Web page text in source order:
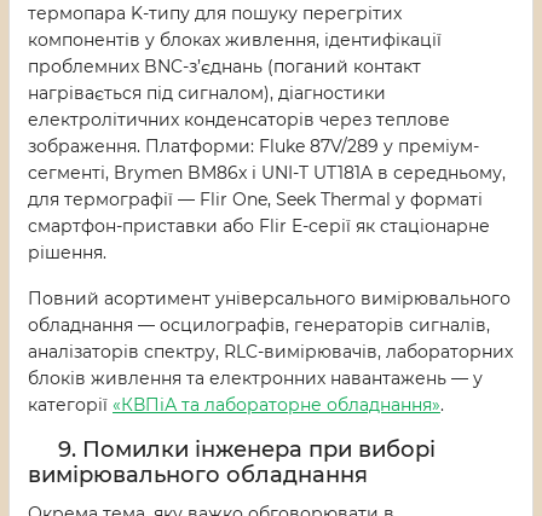
термопара K-типу для пошуку перегрітих
компонентів у блоках живлення, ідентифікації
проблемних BNC-з’єднань (поганий контакт
нагрівається під сигналом), діагностики
електролітичних конденсаторів через теплове
зображення. Платформи: Fluke 87V/289 у преміум-
сегменті, Brymen BM86x і UNI-T UT181A в середньому,
для термографії — Flir One, Seek Thermal у форматі
смартфон-приставки або Flir E-серії як стаціонарне
рішення.
Повний асортимент універсального вимірювального
обладнання — осцилографів, генераторів сигналів,
аналізаторів спектру, RLC-вимірювачів, лабораторних
блоків живлення та електронних навантажень — у
категорії «КВПіА та лабораторне обладнання».
9. Помилки інженера при виборі
вимірювального обладнання